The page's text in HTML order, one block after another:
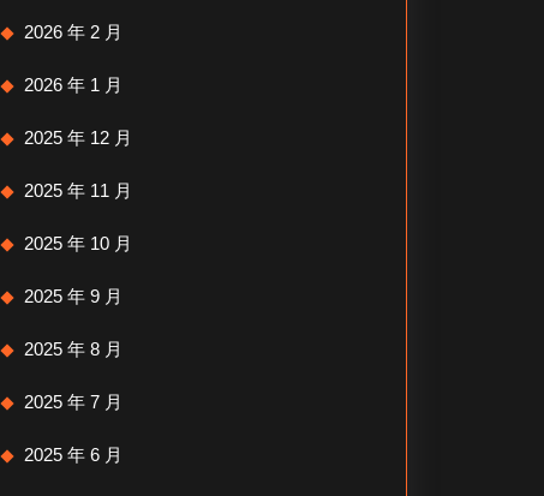
2026 年 2 月
2026 年 1 月
2025 年 12 月
2025 年 11 月
2025 年 10 月
2025 年 9 月
2025 年 8 月
2025 年 7 月
2025 年 6 月